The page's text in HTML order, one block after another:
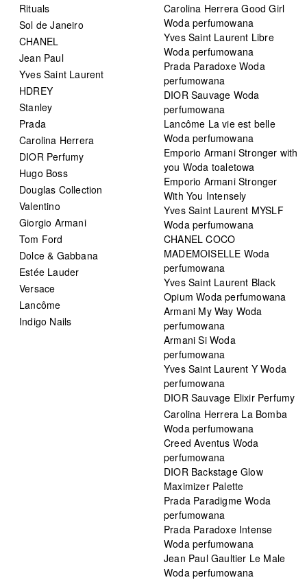
Rituals
Sol de Janeiro
CHANEL
Jean Paul
Yves Saint Laurent
HDREY
Stanley
Prada
Carolina Herrera
DIOR Perfumy
Hugo Boss
Douglas Collection
Valentino
Giorgio Armani
Tom Ford
Dolce & Gabbana
Estée Lauder
Versace
Lancôme
Indigo Nails
Carolina Herrera Good Girl
Woda perfumowana
Yves Saint Laurent Libre
Woda perfumowana
Prada Paradoxe Woda
perfumowana
DIOR Sauvage Woda
perfumowana
Lancôme La vie est belle
Woda perfumowana
Emporio Armani Stronger with
you Woda toaletowa
Emporio Armani Stronger
With You Intensely
Yves Saint Laurent MYSLF
Woda perfumowana
CHANEL COCO
MADEMOISELLE Woda
perfumowana
Yves Saint Laurent Black
Opium Woda perfumowana
Armani My Way Woda
perfumowana
Armani Si Woda
perfumowana
Yves Saint Laurent Y Woda
perfumowana
DIOR Sauvage Elixir Perfumy
Carolina Herrera La Bomba
Woda perfumowana
Creed Aventus Woda
perfumowana
DIOR Backstage Glow
Maximizer Palette
Prada Paradigme Woda
perfumowana
Prada Paradoxe Intense
Woda perfumowana
Jean Paul Gaultier Le Male
Woda perfumowana